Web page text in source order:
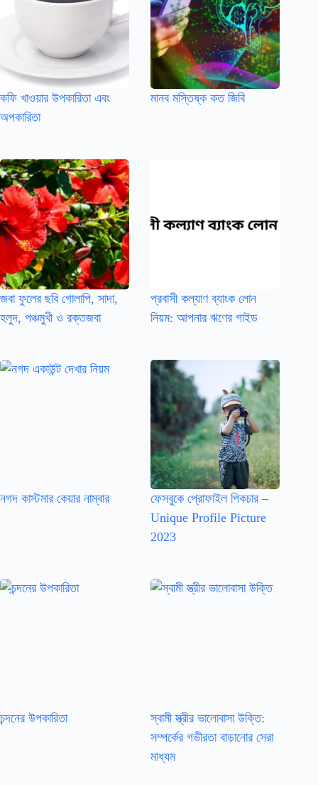
কফি খাওয়ার উপকারিতা এবং
অপকারিতা
মানব মস্তিষ্ক কত জিবি
জবা ফুলের ছবি গোলাপি, সাদা,
হলুদ, পঞ্চমুখী ও রক্তজবা
প্রবাসী কল্যাণ ব্যাংক লোন
নিয়ম: আপনার ঋণের গাইড
নগদ কাস্টমার কেয়ার নাম্বার
ফেসবুকে প্রোফাইল পিকচার –
Unique Profile Picture
2023
চন্দনের উপকারিতা
স্বামী স্ত্রীর ভালোবাসা উক্তি:
সম্পর্কের গভীরতা বাড়ানোর সেরা
মাধ্যম